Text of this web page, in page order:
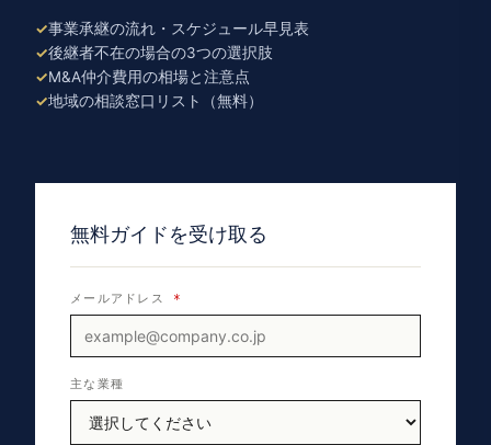
事業承継の流れ・スケジュール早見表
後継者不在の場合の3つの選択肢
M&A仲介費用の相場と注意点
地域の相談窓口リスト（無料）
無料ガイドを受け取る
メールアドレス *
主な業種